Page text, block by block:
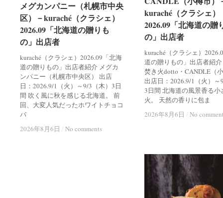
kuraché（クラシェ）
2026.09「北海道の贈
の」出店者
kuraché（クラシェ）
道の贈りもの」出店者紹
焚き火dotto・CANDLE（
出店日：2026.9/1（火）～
3日間 北海道の風景香る小
火。 天然の香りに包ま
2026年8月6日 / No
kuraché（クラシェ）
2026.09「北海道の贈
の」出店者
2026年8月6日 / No
メグカンパニー（札幌市中央
区）－kuraché（クラシェ）
2026.09「北海道の贈りも
の」出店者
kuraché（クラシェ）2026.09「北海
道の贈りもの」出店者紹介 メグカ
ンパニー（札幌市中央区） 出店
日：2026.9/1（火）～9/3（木）3日
間 吹く風に秋を感じる北海道。 前
回、大変人気だったホワイトチョコ
バ
2026年8月6日 / No comments
メグカンパニー（札幌市中央
区）－kuraché（クラシェ）
2026.09「北海道の贈りも
の」出店者
2026年8月6日 / No comments